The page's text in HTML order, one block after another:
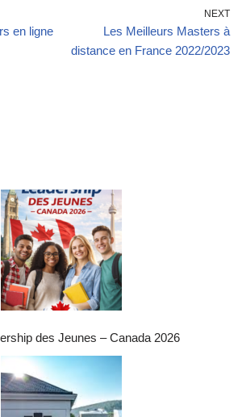
en ligne
NEXT
Les Meilleurs Masters à
distance en France 2022/2023
des Jeunes – Canada 2026